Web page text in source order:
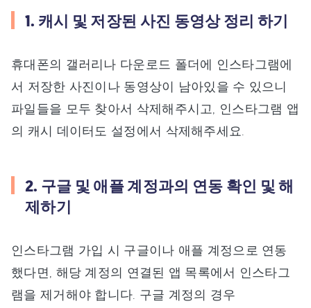
1. 캐시 및 저장된 사진 동영상 정리 하기
휴대폰의 갤러리나 다운로드 폴더에 인스타그램에
서 저장한 사진이나 동영상이 남아있을 수 있으니
파일들을 모두 찾아서 삭제해주시고, 인스타그램 앱
의 캐시 데이터도 설정에서 삭제해주세요.
2. 구글 및 애플 계정과의 연동 확인 및 해
제하기
인스타그램 가입 시 구글이나 애플 계정으로 연동
했다면, 해당 계정의 연결된 앱 목록에서 인스타그
램을 제거해야 합니다. 구글 계정의 경우